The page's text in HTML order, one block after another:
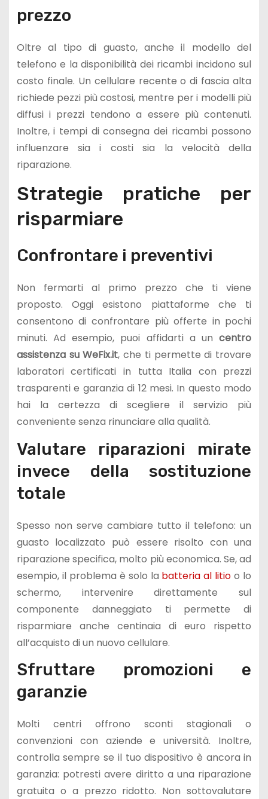
prezzo
Oltre al tipo di guasto, anche il modello del
telefono e la disponibilità dei ricambi incidono sul
costo finale. Un cellulare recente o di fascia alta
richiede pezzi più costosi, mentre per i modelli più
diffusi i prezzi tendono a essere più contenuti.
Inoltre, i tempi di consegna dei ricambi possono
influenzare sia i costi sia la velocità della
riparazione.
Strategie pratiche per
risparmiare
Confrontare i preventivi
Non fermarti al primo prezzo che ti viene
proposto. Oggi esistono piattaforme che ti
consentono di confrontare più offerte in pochi
minuti. Ad esempio, puoi affidarti a uncentro
assistenza su WeFix.it, che ti permette di trovare
laboratori certificati in tutta Italia con prezzi
trasparenti e garanzia di 12 mesi. In questo modo
hai la certezza di scegliere il servizio più
conveniente senza rinunciare alla qualità.
Valutare riparazioni mirate
invece della sostituzione
totale
Spesso non serve cambiare tutto il telefono: un
guasto localizzato può essere risolto con una
riparazione specifica, molto più economica. Se, ad
esempio, il problema è solo la batteria al litio o lo
schermo, intervenire direttamente sul
componente danneggiato ti permette di
risparmiare anche centinaia di euro rispetto
all’acquisto di un nuovo cellulare.
Sfruttare promozioni e
garanzie
Molti centri offrono sconti stagionali o
convenzioni con aziende e università. Inoltre,
controlla sempre se il tuo dispositivo è ancora in
garanzia: potresti avere diritto a una riparazione
gratuita o a prezzo ridotto. Non sottovalutare